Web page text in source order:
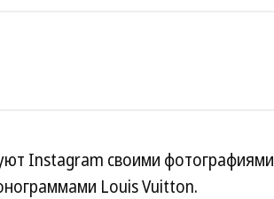
Instagram своими фотографиями
Louis Vuitton.